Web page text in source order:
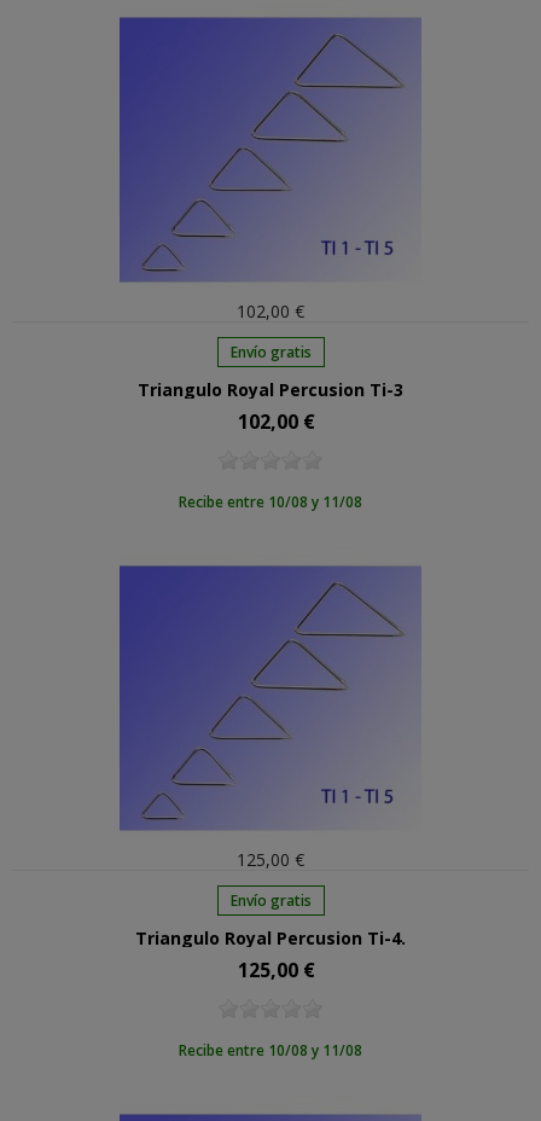
102,00 €
Envío gratis
Triangulo Royal Percusion Ti-3
Precio
102,00 €
Recibe entre 10/08 y 11/08
125,00 €
Envío gratis
Triangulo Royal Percusion Ti-4.
Precio
125,00 €
Recibe entre 10/08 y 11/08